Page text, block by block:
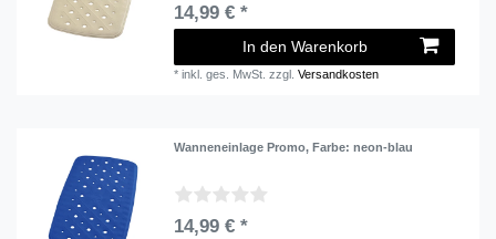
14,99 € *
In den Warenkorb
*inkl. ges. MwSt. zzgl.Versandkosten
Wanneneinlage Promo, Farbe: neon-blau
14,99 € *